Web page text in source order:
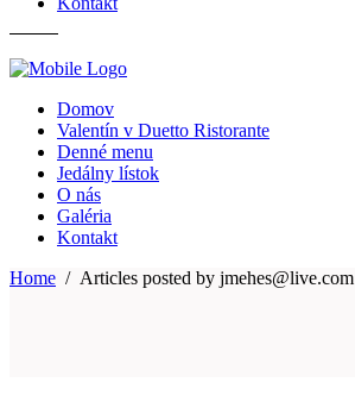
Domov
Valentín v Duetto Ristorante
Denné menu
Jedálny lístok
O nás
Galéria
Kontakt
Home / Articles posted by jmehes@live.com